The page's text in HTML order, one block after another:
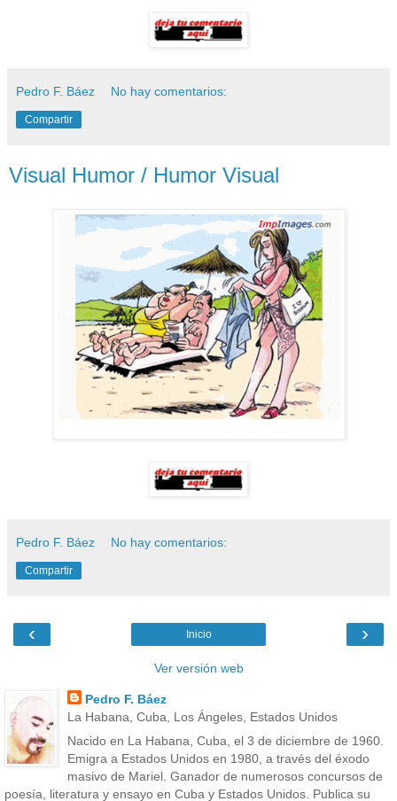
Pedro F. Báez No hay comentarios:
Compartir
Visual Humor / Humor Visual
Pedro F. Báez No hay comentarios:
Compartir
‹ ›
Inicio
Ver versión web
Pedro F. Báez
La Habana, Cuba, Los Ángeles, Estados Unidos
Nacido en La Habana, Cuba, el 3 de diciembre de 1960.
Emigra a Estados Unidos en 1980, a través del éxodo
masivo de Mariel. Ganador de numerosos concursos de
poesía, literatura y ensayo en Cuba y Estados Unidos. Publica su